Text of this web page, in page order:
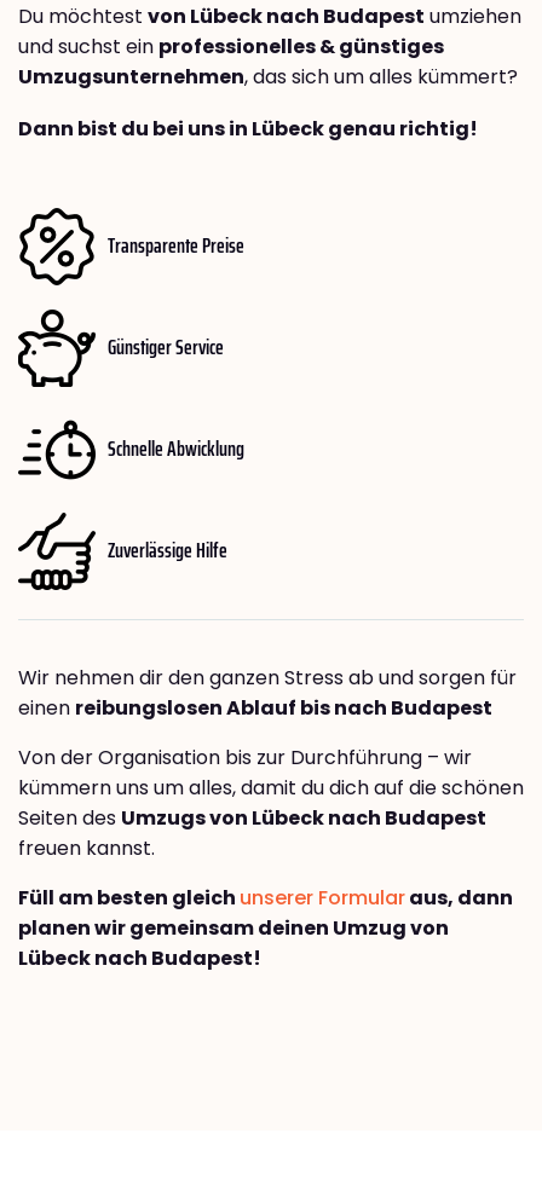
Du möchtest von Lübeck nach Budapest umziehen
und suchst ein professionelles & günstiges
Umzugsunternehmen, das sich um alles kümmert?
Dann bist du bei uns in Lübeck genau richtig!
Transparente Preise
Günstiger Service
Schnelle Abwicklung
Zuverlässige Hilfe
Wir nehmen dir den ganzen Stress ab und sorgen für
einen reibungslosen Ablauf bis nach Budapest
Von der Organisation bis zur Durchführung – wir
kümmern uns um alles, damit du dich auf die schönen
Seiten des Umzugs von Lübeck nach Budapest
freuen kannst.
Füll am besten gleich unserer Formularaus, dann
planen wir gemeinsam deinen Umzug von
Lübeck nach Budapest!